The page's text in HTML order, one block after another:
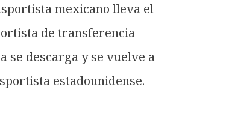
mexicano lleva el
de transferencia
se descarga y se vuelve a
estadounidense.